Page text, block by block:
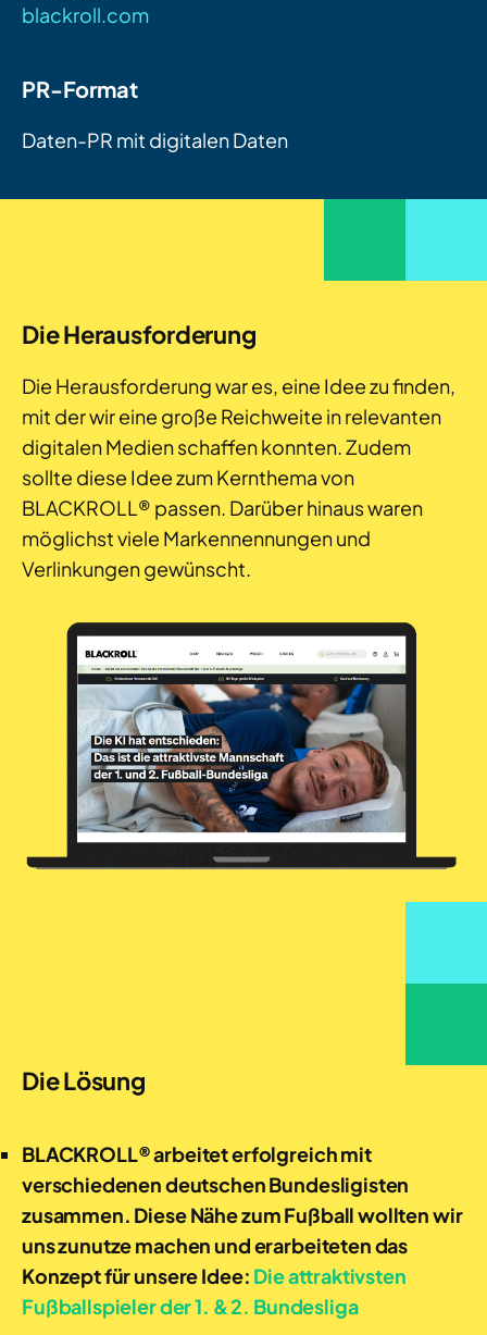
blackroll.com
PR-Format
Daten-PR mit digitalen Daten
Die Herausforderung
Die Herausforderung war es, eine Idee zu finden,
mit der wir eine große Reichweite in relevanten
digitalen Medien schaffen konnten. Zudem
sollte diese Idee zum Kernthema von
BLACKROLL® passen. Darüber hinaus waren
möglichst viele Markennennungen und
Verlinkungen gewünscht.
Die Lösung
BLACKROLL® arbeitet erfolgreich mit
verschiedenen deutschen Bundesligisten
zusammen. Diese Nähe zum Fußball wollten wir
uns zunutze machen und erarbeiteten das
Konzept für unsere Idee: Die attraktivsten
Fußballspieler der 1. & 2. Bundesliga